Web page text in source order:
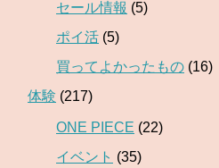
セール情報 (5)
ポイ活 (5)
買ってよかったもの (16)
体験 (217)
ONE PIECE (22)
イベント (35)